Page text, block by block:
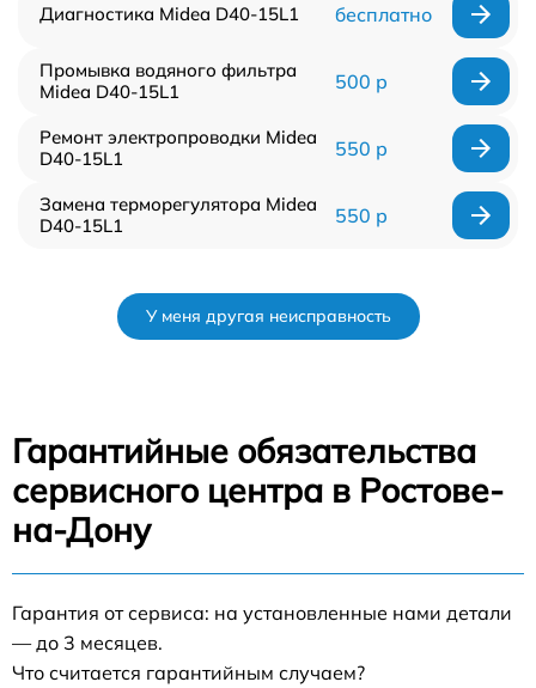
Диагностика Midea D40-15L1 бесплатно
Промывка водяного фильтра
Midea D40-15L1
500 р
Ремонт электропроводки Midea
D40-15L1
550 р
Замена терморегулятора Midea
D40-15L1
550 р
У меня другая неисправность
Гарантийные обязательства
сервисного центра в Ростове-
на-Дону
Гарантия от сервиса: на установленные нами детали
— до 3 месяцев.
Что считается гарантийным случаем?